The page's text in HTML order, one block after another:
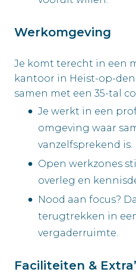
Werkomgeving
Je komt terecht in een
kantoor in Heist-op-
samen met een 35-tal
Je werkt in een
omgeving waar
vanzelfsprekend is.
Open werkzones
overleg en
Nood aan focus?
terugtrekken in
vergaderruimte.
Faciliteiten &